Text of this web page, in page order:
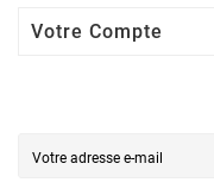
Votre Compte